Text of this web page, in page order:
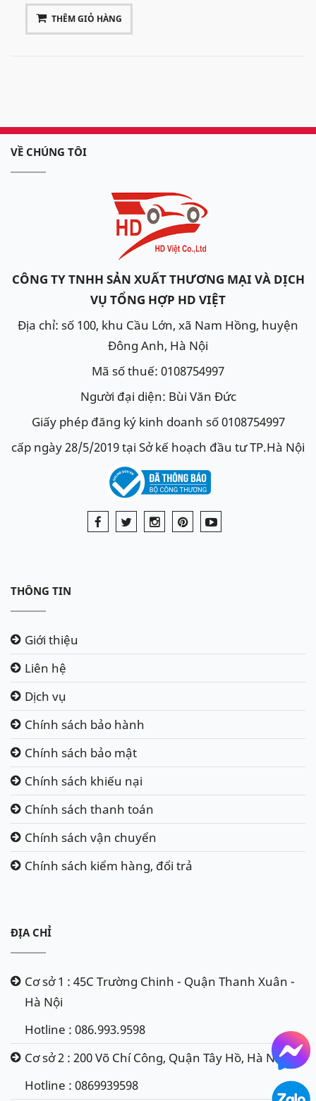
THÊM GIỎ HÀNG
VỀ CHÚNG TÔI
CÔNG TY TNHH SẢN XUẤT THƯƠNG MẠI VÀ DỊCH
VỤ TỔNG HỢP HD VIỆT
Địa chỉ: số 100, khu Cầu Lớn, xã Nam Hồng, huyện
Đông Anh, Hà Nội
Mã số thuế: 0108754997
Người đại diện: Bùi Văn Đức
Giấy phép đăng ký kinh doanh số 0108754997
cấp ngày 28/5/2019 tại Sở kế hoạch đầu tư TP.Hà Nội
THÔNG TIN
Giới thiệu
Liên hệ
Dịch vụ
Chính sách bảo hành
Chính sách bảo mật
Chính sách khiếu nại
Chính sách thanh toán
Chính sách vận chuyển
Chính sách kiểm hàng, đổi trả
ĐỊA CHỈ
Cơ sở 1 : 45C Trường Chinh - Quận Thanh Xuân -
Hà Nội
Hotline : 086.993.9598
Cơ sở 2 : 200 Võ Chí Công, Quận Tây Hồ, Hà Nội
Hotline : 0869939598